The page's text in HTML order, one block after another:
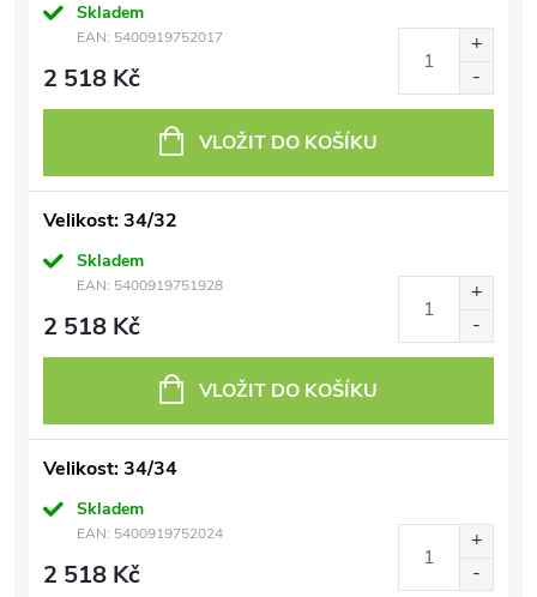
Skladem
EAN: 5400919752017
2 518 Kč
VLOŽIT DO KOŠÍKU
Velikost: 34/32
Skladem
EAN: 5400919751928
2 518 Kč
VLOŽIT DO KOŠÍKU
Velikost: 34/34
Skladem
EAN: 5400919752024
2 518 Kč